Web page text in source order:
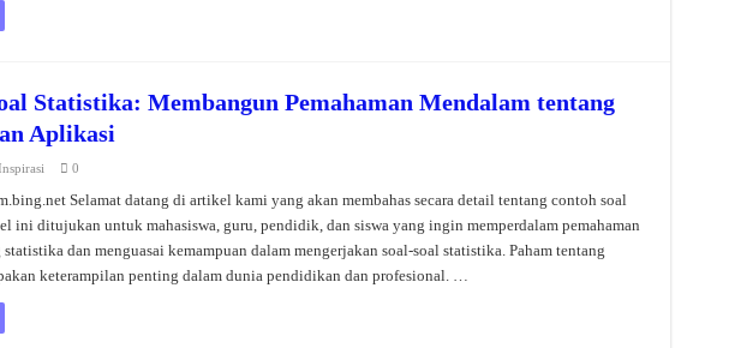
Statistika: Membangun Pemahaman Mendalam tentang
Aplikasi
0
Selamat datang di artikel kami yang akan membahas secara detail tentang contoh soal
ini ditujukan untuk mahasiswa, guru, pendidik, dan siswa yang ingin memperdalam pemahaman
statistika dan menguasai kemampuan dalam mengerjakan soal-soal statistika. Paham tentang
keterampilan penting dalam dunia pendidikan dan profesional. …